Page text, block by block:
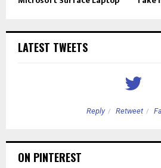
LATEST TWEETS
Reply Retweet
ON PINTEREST